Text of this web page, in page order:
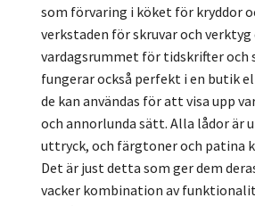
som förvaring i köket för kryddor
verkstaden för skruvar och verktyg
vardagsrummet för tidskrifter och
fungerar också perfekt i en butik
de kan användas för att visa upp
och annorlunda sätt. Alla lådor är
uttryck, och färgtoner och patina
Det är just detta som ger dem
vacker kombination av